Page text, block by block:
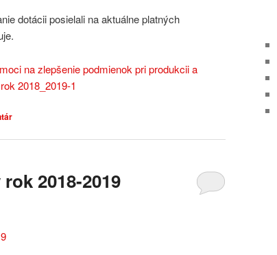
dotácii posielali na aktuálne platných
na zlepšenie podmienok pri produkcii a
2018_2019-1
2018-2019